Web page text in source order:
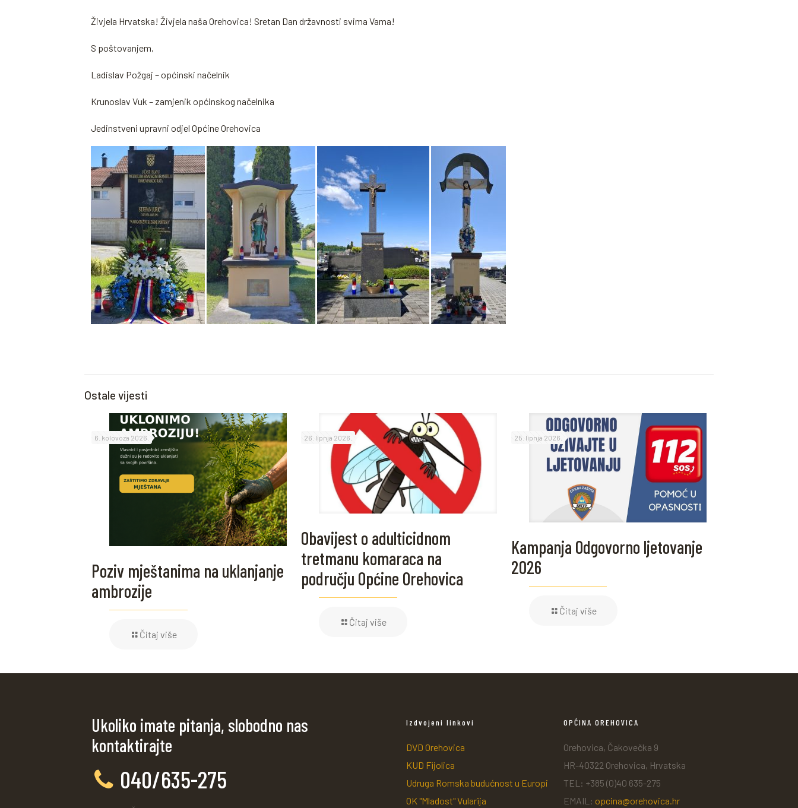
Živjela Hrvatska! Živjela naša Orehovica! Sretan Dan državnosti svima Vama!
S poštovanjem,
Ladislav Požgaj – općinski načelnik
Krunoslav Vuk – zamjenik općinskog načelnika
Jedinstveni upravni odjel Općine Orehovica
Ostale vijesti
6. kolovoza 2026.
Poziv mještanima na uklanjanje
ambrozije
Čitaj više
26. lipnja 2026.
Obavijest o adulticidnom
tretmanu komaraca na
području Općine Orehovica
Čitaj više
25. lipnja 2026.
Kampanja Odgovorno ljetovanje
2026
Čitaj više
Ukoliko imate pitanja, slobodno nas
kontaktirajte
040/635-275
Izdvojeni linkovi
DVD Orehovica
KUD Fijolica
Udruga Romska budućnost u Europi
OK "Mladost" Vularija
OPĆINA OREHOVICA
Orehovica, Čakovečka 9
HR-40322 Orehovica, Hrvatska
TEL: +385 (0)40 635-275
EMAIL: opcina@orehovica.hr